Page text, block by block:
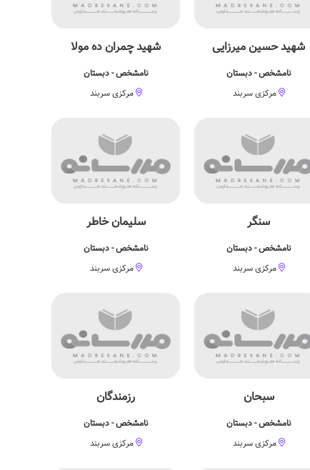
شهید حسین میرزایی
نامشخص - دبستان
مرکزی سربند
شهید چمران ده مولا
نامشخص - دبستان
مرکزی سربند
سنگر
نامشخص - دبستان
مرکزی سربند
سلیمان خاطر
نامشخص - دبستان
مرکزی سربند
سبحان
نامشخص - دبستان
مرکزی سربند
رزمندگان
نامشخص - دبستان
مرکزی سربند